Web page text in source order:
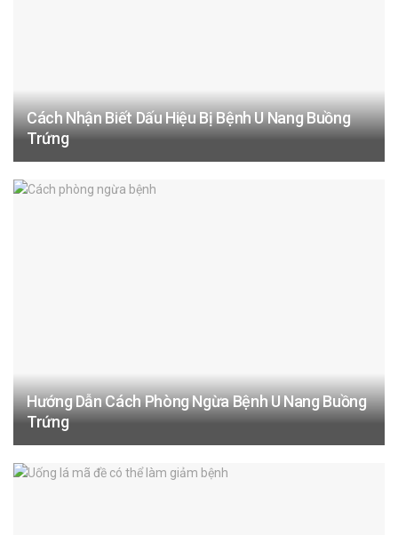
Cách Nhận Biết Dấu Hiệu Bị Bệnh U Nang Buồng
Trứng
Hướng Dẫn Cách Phòng Ngừa Bệnh U Nang Buồng
Trứng